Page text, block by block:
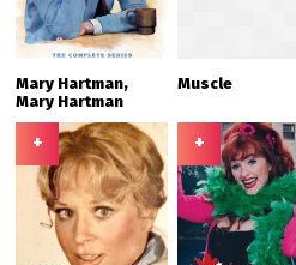
Mary Hartman,
Mary Hartman
Muscle
+ +